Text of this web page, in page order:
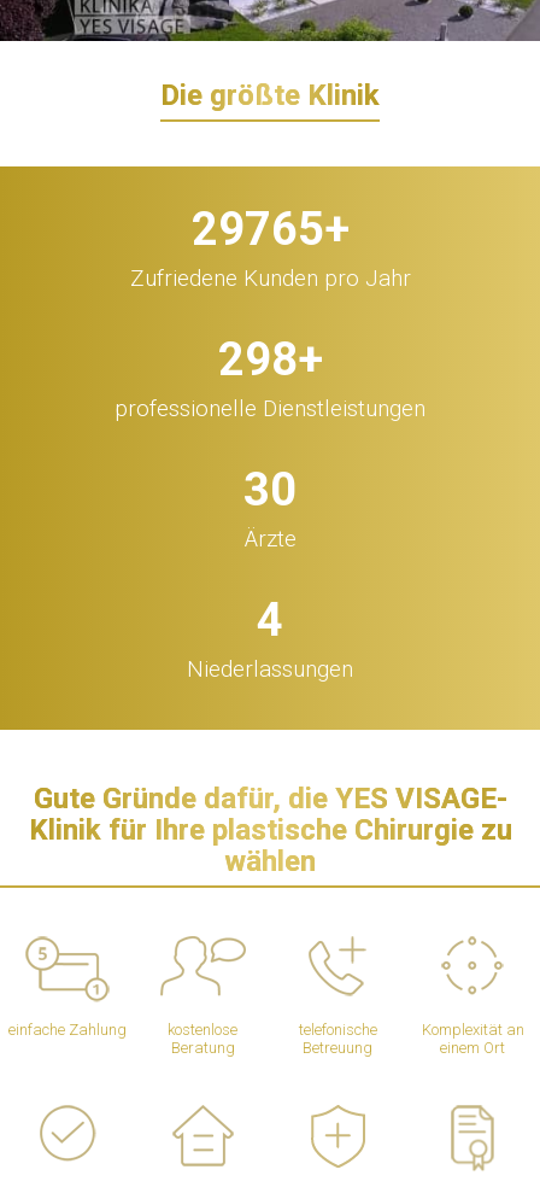
Die größte Klinik
30.000+
Zufriedene Kunden pro Jahr
300+
professionelle Dienstleistungen
32
Ärzte
5
Niederlassungen
Gute Gründe dafür, die YES VISAGE-
Klinik für Ihre plastische Chirurgie zu
wählen
einfache Zahlung
kostenlose
Beratung
telefonische
Betreuung
Komplexität an
einem Ort